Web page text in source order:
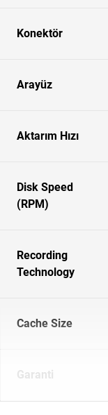
Konektör
Arayüz
Aktarım Hızı
Disk Speed
(RPM)
Recording
Technology
Cache Size
Garanti